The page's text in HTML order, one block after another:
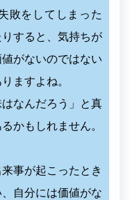
敗をしてしまった
すると、気持ちが
がないのではない
ますよね。
なんだろう」と真
かもしれません。
事が起こったとき
自分には価値がな